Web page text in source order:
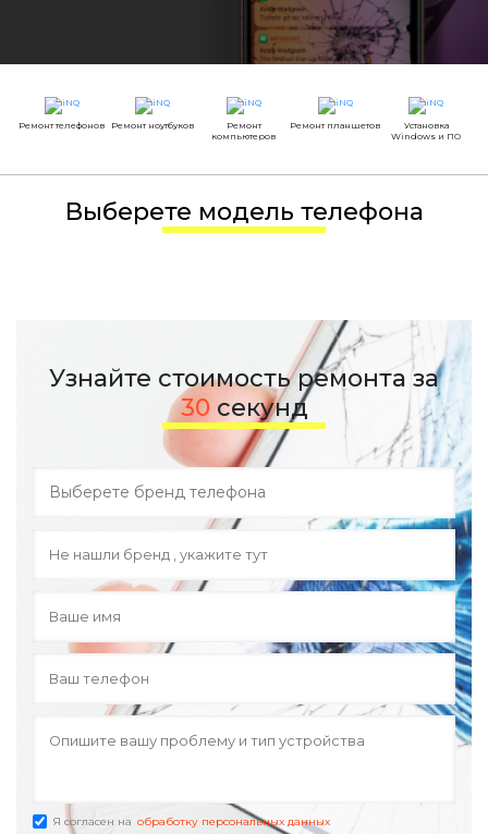
Ремонт телефонов Ремонт ноутбуков
Ремонт
компьютеров
Ремонт планшетов
Установка
Windows и ПО
Выберете модель телефона
Узнайте стоимость ремонта за
30 секунд
Я согласен на обработку персональных данных